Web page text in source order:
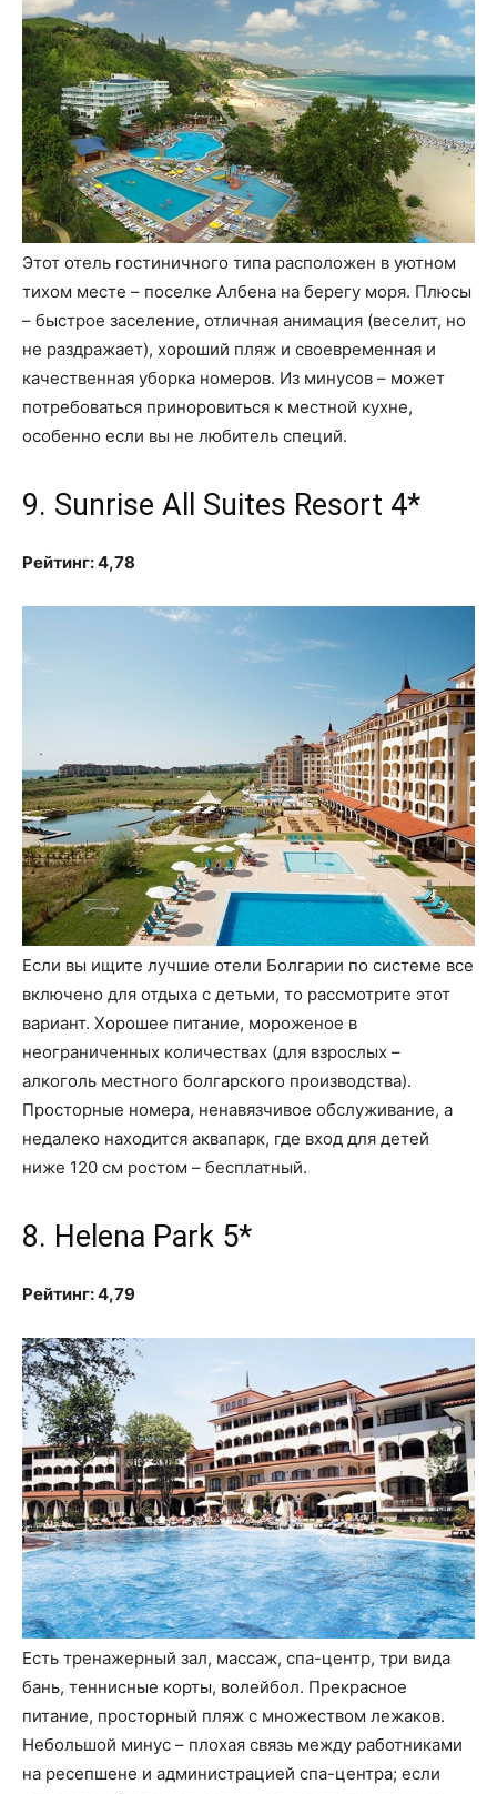
Этот отель гостиничного типа расположен в уютном
тихом месте – поселке Албена на берегу моря. Плюсы
– быстрое заселение, отличная анимация (веселит, но
не раздражает), хороший пляж и своевременная и
качественная уборка номеров. Из минусов – может
потребоваться приноровиться к местной кухне,
особенно если вы не любитель специй.
9. Sunrise All Suites Resort 4*
Рейтинг: 4,78
Если вы ищите лучшие отели Болгарии по системе все
включено для отдыха с детьми, то рассмотрите этот
вариант. Хорошее питание, мороженое в
неограниченных количествах (для взрослых –
алкоголь местного болгарского производства).
Просторные номера, ненавязчивое обслуживание, а
недалеко находится аквапарк, где вход для детей
ниже 120 см ростом – бесплатный.
8. Helena Park 5*
Рейтинг: 4,79
Есть тренажерный зал, массаж, спа-центр, три вида
бань, теннисные корты, волейбол. Прекрасное
питание, просторный пляж с множеством лежаков.
Небольшой минус – плохая связь между работниками
на ресепшене и администрацией спа-центра; если